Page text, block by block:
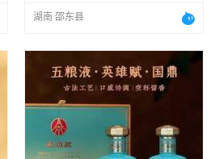
湖南 邵东县